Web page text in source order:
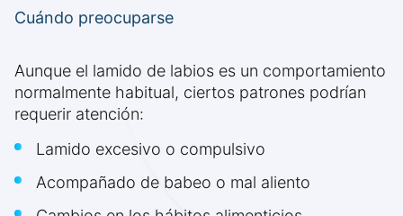
Cuándo preocuparse
Aunque el lamido de labios es un comportamiento
normalmente habitual, ciertos patrones podrían
requerir atención:
Lamido excesivo o compulsivo
Acompañado de babeo o mal aliento